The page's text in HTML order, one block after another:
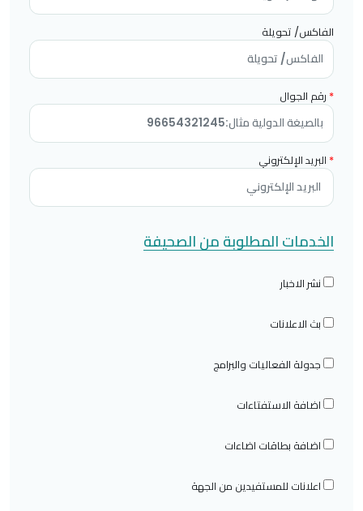
الفاكس/ تحويلة
* رقم الجوال
* البريد الإلكتروني
الخدمات المطلوبة من الصحيفة
نشر الاخبار
بث الاعلانات
جدولة الفعاليات والبرامج
اضافة الاستفتاءات
اضافة بطاقات اضاءات
اعلانات للمستفيدين من الجهة